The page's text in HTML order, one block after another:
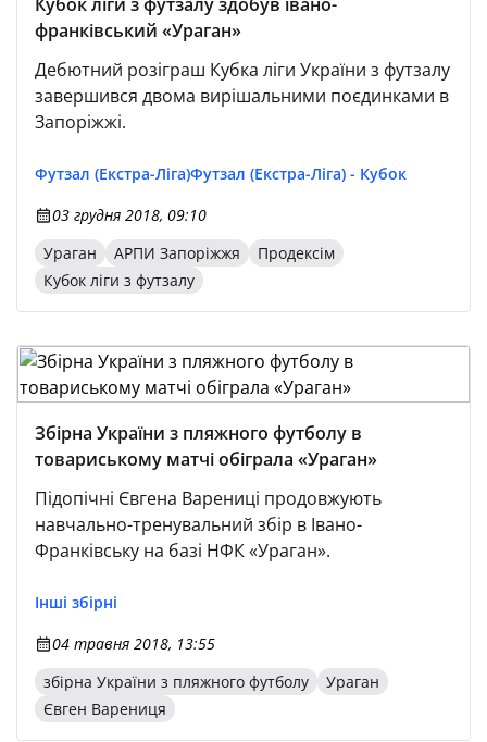
франківський «Ураган»
Дебютний розіграш Кубка ліги України з футзалу
завершився двома вирішальними поєдинками в
Запоріжжі.
Футзал (Екстра-Ліга)Футзал (Екстра-Ліга) - Кубок
03 грудня 2018, 09:10
Ураган
АРПИ Запоріжжя
Продексім
Кубок ліги з футзалу
Збірна України з пляжного футболу в
товариському матчі обіграла «Ураган»
Підопічні Євгена Варениці продовжують
навчально-тренувальний збір в Івано-
Франківську на базі НФК «Ураган».
Інші збірні
04 травня 2018, 13:55
збірна України з пляжного футболу
Ураган
Євген Варениця